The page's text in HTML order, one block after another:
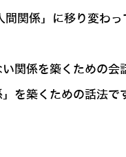
関係」に移り変わ
関係を築くための会
」を築くための話法